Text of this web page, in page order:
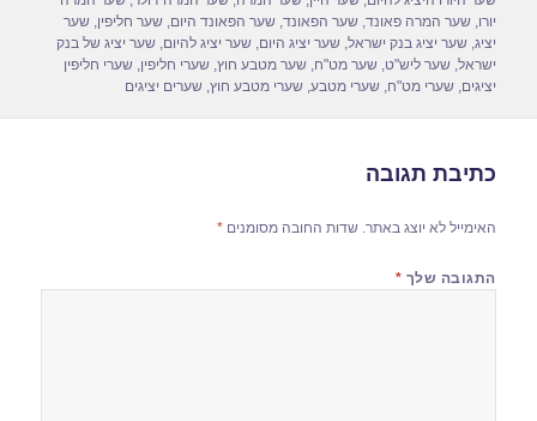
יורו,שער המרה פאונד,שער הפאונד,שער הפאונד היום,שער חליפין,שער
יציג,שער יציג בנק ישראל,שער יציג היום,שער יציג להיום,שער יציג של בנק
ישראל,שער ליש"ט,שער מט"ח,שער מטבע חוץ,שערי חליפין,שערי חליפין
יציגים,שערי מט"ח,שערי מטבע,שערי מטבע חוץ,שערים יציגים
כתיבת תגובה
האימייל לא יוצג באתר. שדות החובה מסומנים*
התגובה שלך *